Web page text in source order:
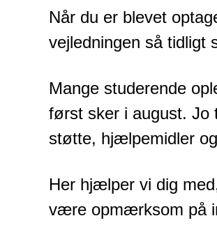
Når du er blevet
vejledningen så tidligt
Mange studerende
først sker i august. Jo
støtte, hjælpemidler
Her hjælper vi dig
være opmærksom på